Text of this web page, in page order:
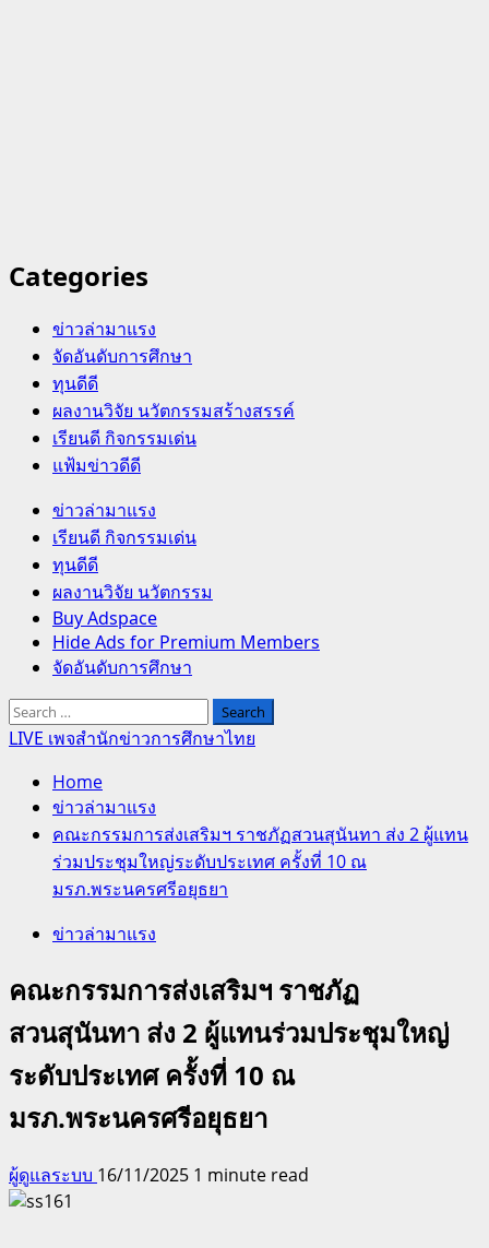
Categories
ข่าวล่ามาแรง
จัดอันดับการศึกษา
ทุนดีดี
ผลงานวิจัย นวัตกรรมสร้างสรรค์
เรียนดี กิจกรรมเด่น
แฟ้มข่าวดีดี
Primary
Menu
ข่าวล่ามาแรง
เรียนดี กิจกรรมเด่น
ทุนดีดี
ผลงานวิจัย นวัตกรรม
Buy Adspace
Hide Ads for Premium Members
จัดอันดับการศึกษา
Search
for:
LIVE เพจสำนักข่าวการศึกษาไทย
Home
ข่าวล่ามาแรง
คณะกรรมการส่งเสริมฯ ราชภัฏสวนสุนันทา ส่ง 2 ผู้แทน
ร่วมประชุมใหญ่ระดับประเทศ ครั้งที่ 10 ณ
มรภ.พระนครศรีอยุธยา
ข่าวล่ามาแรง
คณะกรรมการส่งเสริมฯ ราชภัฏ
สวนสุนันทา ส่ง 2 ผู้แทนร่วมประชุมใหญ่
ระดับประเทศ ครั้งที่ 10 ณ
มรภ.พระนครศรีอยุธยา
ผู้ดูแลระบบ 16/11/2025 1 minute read